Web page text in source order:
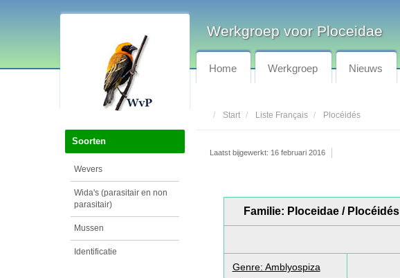
Soorten
Wevers
Wida's (parasitair en non
parasitair)
Mussen
Identificatie
Werkgroep voor Ploceidae
Home Werkgroep Nieuws
Start Liste Français Plocéidés
Laatst bijgewerkt: 16 februari 2016
Familie: Ploceidae / Plocéidés
Genre: Amblyospiza